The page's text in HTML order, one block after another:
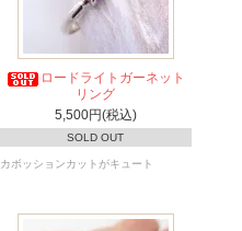
ロードライトガーネット
リング
5,500円(税込)
SOLD OUT
カボッションカットがキュート